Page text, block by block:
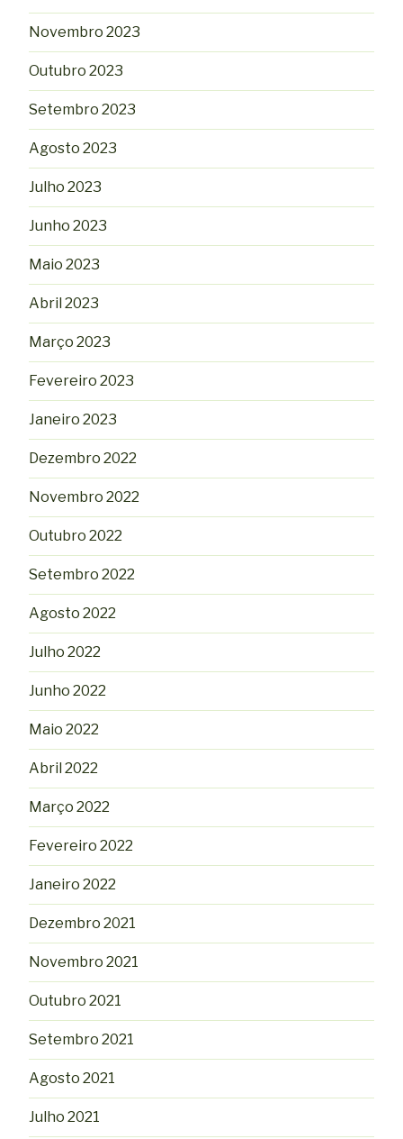
Novembro 2023
Outubro 2023
Setembro 2023
Agosto 2023
Julho 2023
Junho 2023
Maio 2023
Abril 2023
Março 2023
Fevereiro 2023
Janeiro 2023
Dezembro 2022
Novembro 2022
Outubro 2022
Setembro 2022
Agosto 2022
Julho 2022
Junho 2022
Maio 2022
Abril 2022
Março 2022
Fevereiro 2022
Janeiro 2022
Dezembro 2021
Novembro 2021
Outubro 2021
Setembro 2021
Agosto 2021
Julho 2021